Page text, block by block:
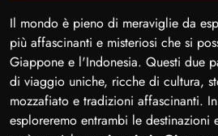
Il mondo è pieno di meraviglie da
più affascinanti e misteriosi che si
Giappone e l'Indonesia. Questi due
di viaggio uniche, ricche di cultura,
mozzafiato e tradizioni affascinanti.
esploreremo entrambi le destinazioni